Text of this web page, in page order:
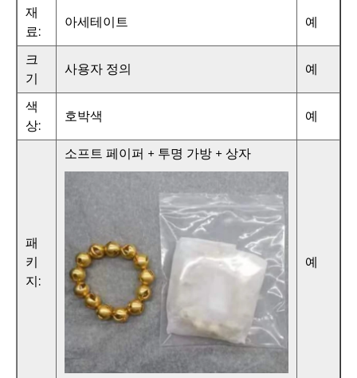
재
료:
아세테이트 예
크
기
사용자 정의 예
색
상:
호박색 예
패
키
지:
소프트 페이퍼 + 투명 가방 + 상자
예